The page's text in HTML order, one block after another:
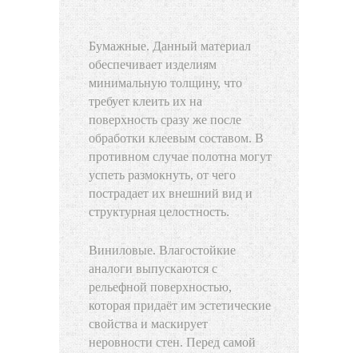
Бумажные. Данный материал
обеспечивает изделиям
минимальную толщину, что
требует клеить их на
поверхность сразу же после
обработки клеевым составом. В
противном случае полотна могут
успеть размокнуть, от чего
пострадает их внешний вид и
структурная целостность.
Виниловые. Влагостойкие
аналоги выпускаются с
рельефной поверхностью,
которая придаёт им эстетические
свойства и маскирует
неровности стен. Перед самой